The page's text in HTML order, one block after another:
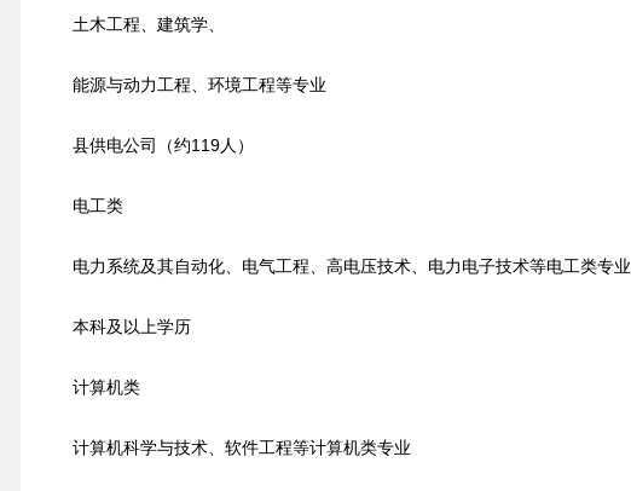
土木工程、建筑学、
能源与动力工程、环境工程等专业
县供电公司（约119人）
电工类
电力系统及其自动化、电气工程、高电压技术、电力电子技术等电工类专业
本科及以上学历
计算机类
计算机科学与技术、软件工程等计算机类专业